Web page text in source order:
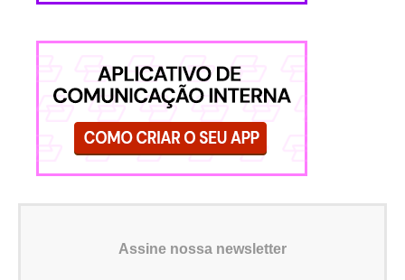
Assine nossa newsletter